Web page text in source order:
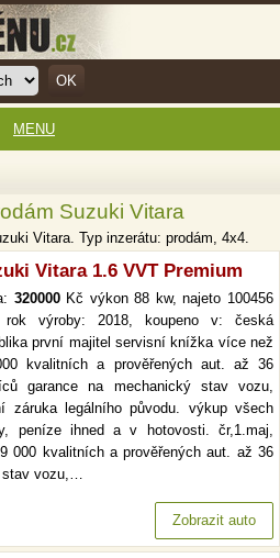
Suzuki Vitara
Vitara. Typ inzerátu: prodám, 4x4.
Vitara 1.6 VVT Premium
320000Kč výkon 88 kw, najeto 100456
rok výroby: 2018, koupeno v: česká
první majitel servisní knížka více než
kvalitních a prověřených aut. až 36
garance na mechanický stav vozu,
záruka legálního původu. výkup všech
peníze ihned a v hotovosti. čr,1.maj,
000 kvalitních a prověřených aut. až 36
stav vozu,…
Zobrazit auto
MENU